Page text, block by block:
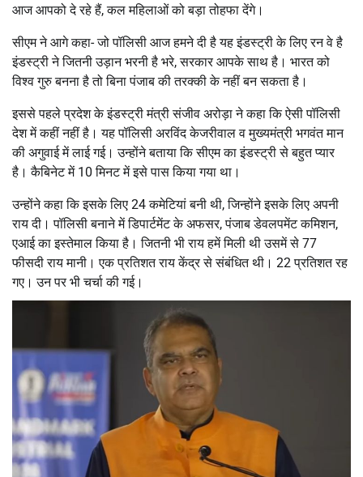
आज आपको दे रहे हैं, कल महिलाओं को बड़ा तोहफा देंगे।
सीएम ने आगे कहा- जो पॉलिसी आज हमने दी है यह इंडस्ट्री के लिए रन वे है
इंडस्ट्री ने जितनी उड़ान भरनी है भरे, सरकार आपके साथ है। भारत को
विश्व गुरु बनना है तो बिना पंजाब की तरक्की के नहीं बन सकता है।
इससे पहले प्रदेश के इंडस्ट्री मंत्री संजीव अरोड़ा ने कहा कि ऐसी पॉलिसी
देश में कहीं नहीं है। यह पॉलिसी अरविंद केजरीवाल व मुख्यमंत्री भगवंत मान
की अगुवाई में लाई गई। उन्होंने बताया कि सीएम का इंडस्ट्री से बहुत प्यार
है। कैबिनेट में 10 मिनट में इसे पास किया गया था।
उन्होंने कहा कि इसके लिए 24 कमेटियां बनी थी, जिन्होंने इसके लिए अपनी
राय दी। पॉलिसी बनाने में डिपार्टमेंट के अफसर, पंजाब डेवलपमेंट कमिशन,
एआई का इस्तेमाल किया है। जितनी भी राय हमें मिली थी उसमें से 77
फीसदी राय मानी। एक प्रतिशत राय केंद्र से संबंधित थी। 22 प्रतिशत रह
गए। उन पर भी चर्चा की गई।